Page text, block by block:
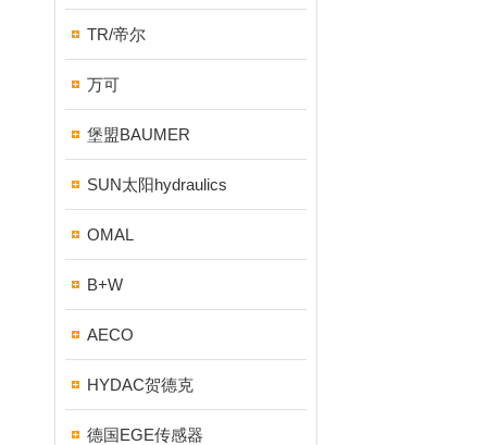
TR/帝尔
万可
堡盟BAUMER
SUN太阳hydraulics
OMAL
B+W
AECO
HYDAC贺德克
德国EGE传感器